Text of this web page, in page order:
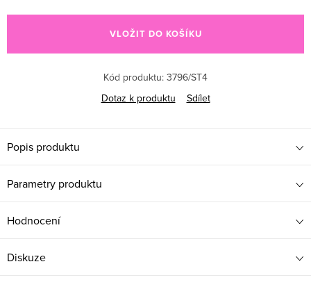
VLOŽIT DO KOŠÍKU
Kód produktu: 3796/ST4
Dotaz k produktu
Sdílet
Popis produktu
Parametry produktu
Hodnocení
Diskuze